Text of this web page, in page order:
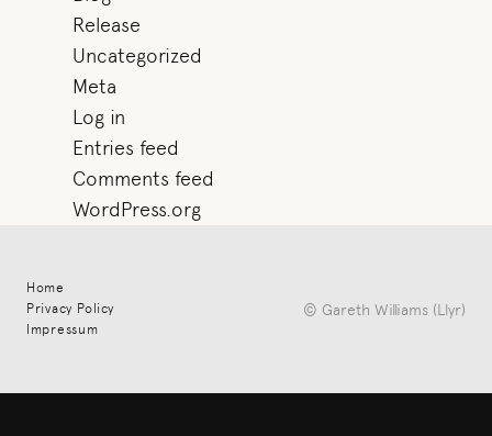
Release
Uncategorized
Meta
Log in
Entries feed
Comments feed
WordPress.org
Home
Privacy Policy
Impressum
© Gareth Williams (Llyr)